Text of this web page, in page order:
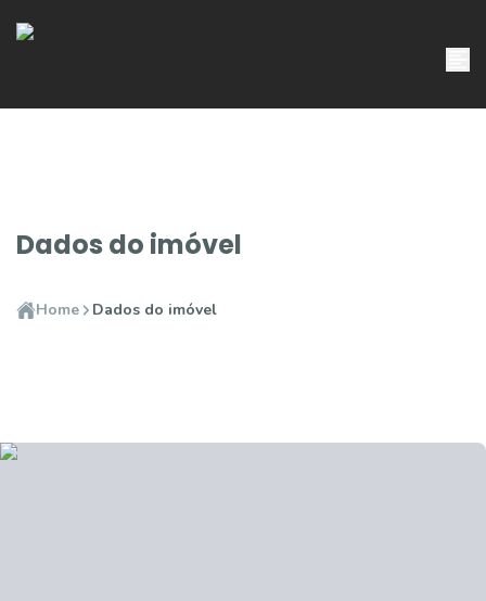
Dados do imóvel
Home Dados do imóvel